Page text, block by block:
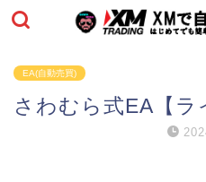
EA(自動売買)
さわむら式EA【ラ